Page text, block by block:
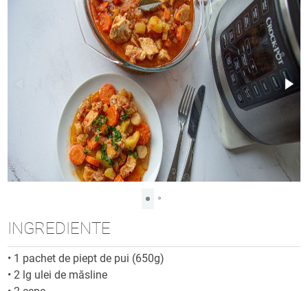
INGREDIENTE
• 1 pachet de piept de pui (650g)
• 2 lg ulei de măsline